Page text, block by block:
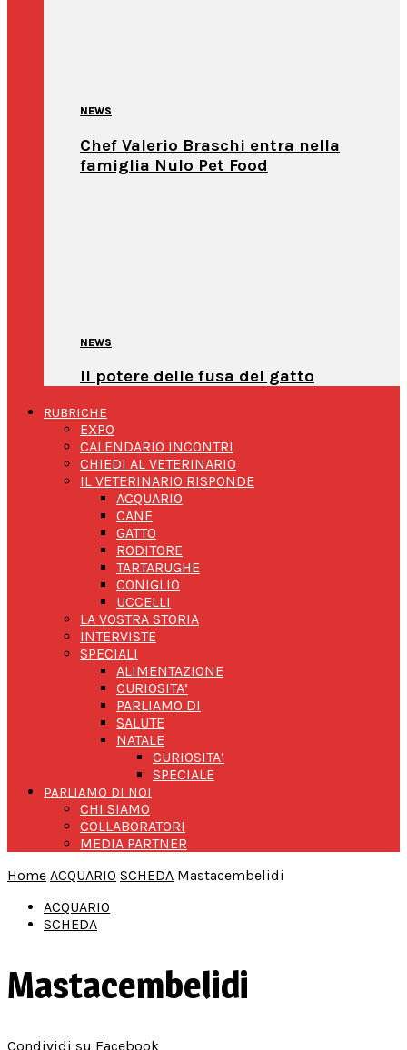
NEWS
Chef Valerio Braschi entra nella
famiglia Nulo Pet Food
NEWS
Il potere delle fusa del gatto
RUBRICHE
EXPO
CALENDARIO INCONTRI
CHIEDI AL VETERINARIO
IL VETERINARIO RISPONDE
ACQUARIO
CANE
GATTO
RODITORE
TARTARUGHE
CONIGLIO
UCCELLI
LA VOSTRA STORIA
INTERVISTE
SPECIALI
ALIMENTAZIONE
CURIOSITA’
PARLIAMO DI
SALUTE
NATALE
CURIOSITA’
SPECIALE
PARLIAMO DI NOI
CHI SIAMO
COLLABORATORI
MEDIA PARTNER
Home ACQUARIO SCHEDA Mastacembelidi
ACQUARIO
SCHEDA
Mastacembelidi
Condividi su Facebook